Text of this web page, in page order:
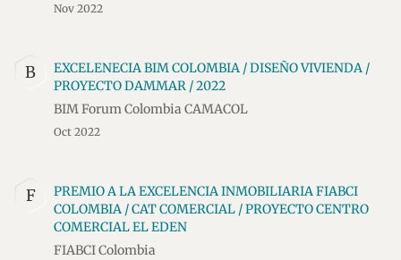
Nov 2022
B
EXCELENECIA BIM COLOMBIA / DISEÑO VIVIENDA /
PROYECTO DAMMAR / 2022
BIM Forum Colombia CAMACOL
Oct 2022
F
PREMIO A LA EXCELENCIA INMOBILIARIA FIABCI
COLOMBIA / CAT COMERCIAL / PROYECTO CENTRO
COMERCIAL EL EDEN
FIABCI Colombia